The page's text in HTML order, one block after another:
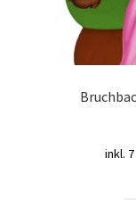
inkl.